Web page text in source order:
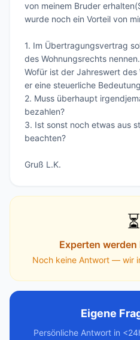
von meinem Bruder
wurde noch ein Vorteil von
1. Im Übertragungsvertrag
des Wohnungsrechts nennen.
Wofür ist der Jahreswert
er eine steuerliche
2. Muss überhaupt
bezahlen?
3. Ist sonst noch etwas aus
beachten?
Gruß L.K.
⏳
Experten
Noch keine Antwort — wir
Eigene
Persönliche Antwort in